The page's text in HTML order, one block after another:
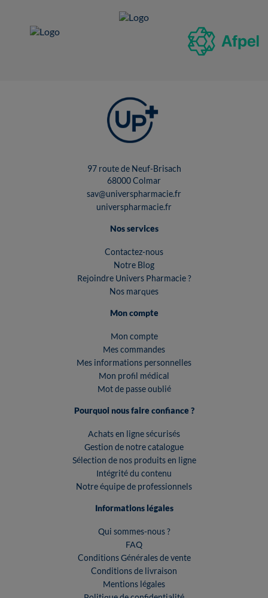
97 route de Neuf-Brisach
68000 Colmar
sav@universpharmacie.fr
universpharmacie.fr
Nos services
Contactez-nous
Notre Blog
Rejoindre Univers Pharmacie ?
Nos marques
Mon compte
Mon compte
Mes commandes
Mes informations personnelles
Mon profil médical
Mot de passe oublié
Pourquoi nous faire confiance ?
Achats en ligne sécurisés
Gestion de notre catalogue
Sélection de nos produits en ligne
Intégrité du contenu
Notre équipe de professionnels
Informations légales
Qui sommes-nous ?
FAQ
Conditions Générales de vente
Conditions de livraison
Mentions légales